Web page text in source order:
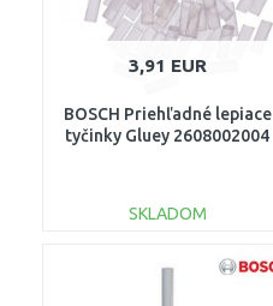
3,91 EUR
BOSCH Priehľadné lepiace
tyčinky Gluey 2608002004
SKLADOM
DO KOŠÍKA